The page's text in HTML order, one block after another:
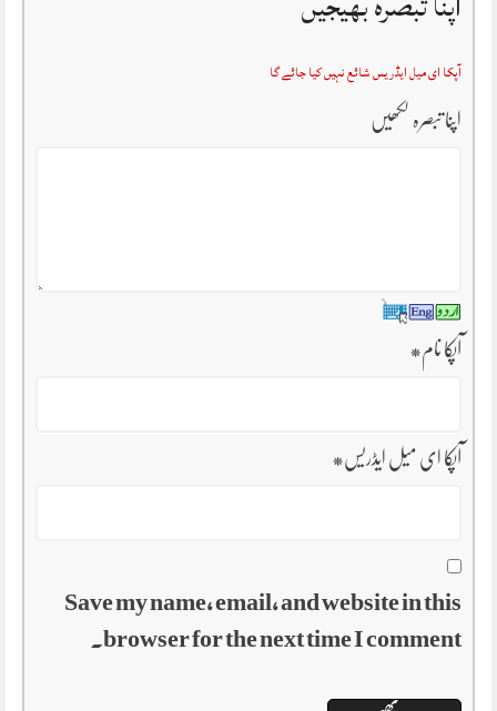
آپکا ای میل ایڈریس شائع نہیں کیا جائے گا
اپنا تبصرہ لکھیں
آپکا نام*
آپکا ای میل ایڈریس*
Save my name, email, and website in this
browser for the next time I comment.